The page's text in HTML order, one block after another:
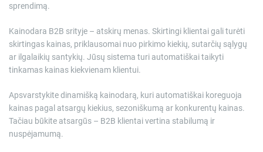
sprendimą.
Kainodara B2B srityje – atskirų menas. Skirtingi klientai gali turėti
skirtingas kainas, priklausomai nuo pirkimo kiekių, sutarčių sąlygų
ar ilgalaikių santykių. Jūsų sistema turi automatiškai taikyti
tinkamas kainas kiekvienam klientui.
Apsvarstykite dinamišką kainodarą, kuri automatiškai koreguoja
kainas pagal atsargų kiekius, sezoniškumą ar konkurentų kainas.
Tačiau būkite atsargūs – B2B klientai vertina stabilumą ir
nuspėjamumą.